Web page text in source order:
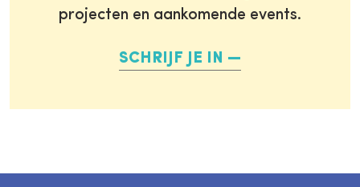
projecten en aankomende events.
SCHRIJF JE IN